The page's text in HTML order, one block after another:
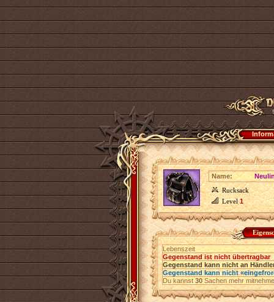
Name:
Rucksack
Level1
Lebenszeit
Gegenstand ist nicht übertragbar
Gegenstand kann nicht an
Gegenstand kann nicht
Du kannst30Sachen mehr